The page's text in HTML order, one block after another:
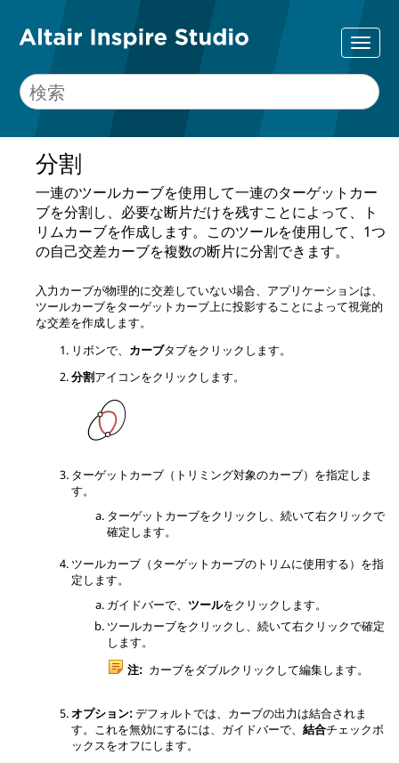
分割
一連のツールカーブを使用して一連のターゲットカー
ブを分割し、必要な断片だけを残すことによって、ト
リムカーブを作成します。このツールを使用して、1つ
の自己交差カーブを複数の断片に分割できます。
入力カーブが物理的に交差していない場合、アプリケーションは、
ツールカーブをターゲットカーブ上に投影することによって視覚的
な交差を作成します。
リボンで、 カーブタブをクリックします。
分割アイコンをクリックします。
ターゲットカーブ（トリミング対象のカーブ）を指定しま
す。
ターゲットカーブをクリックし、続いて右クリックで
確定します。
ツールカーブ（ターゲットカーブのトリムに使用する）を指
定します。
ガイドバーで、 ツールをクリックします。
ツールカーブをクリックし、続いて右クリックで確定
します。
注: カーブをダブルクリックして編集します。
オプション:デフォルトでは、カーブの出力は結合されま
す。これを無効にするには、ガイドバーで、 結合チェックボ
ックスをオフにします。